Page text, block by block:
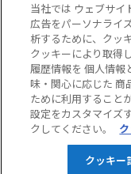
当サ
記
Copyright © HANKYU
当社では ウェブサイ
広告をパーソナライ
析するために、クッ
クッキーにより取得
履歴情報を 個人情報
味・関心に応じた 商
ために利用すること
設定をカスタマイズ
クしてください。
クッキー